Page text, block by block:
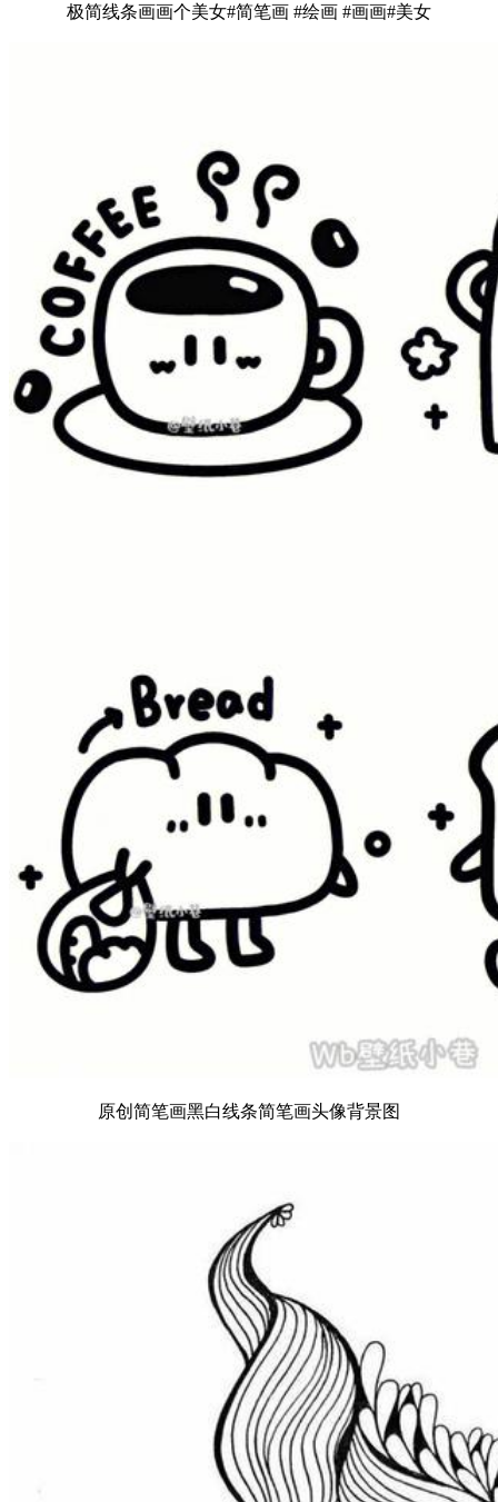
极简线条画画个美女#简笔画 #绘画 #画画#美女
原创简笔画黑白线条简笔画头像背景图